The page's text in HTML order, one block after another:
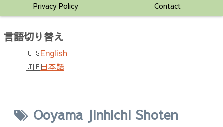
Privacy Policy
Contact
言語切り替え
English
日本語
Ooyama Jinhichi Shoten